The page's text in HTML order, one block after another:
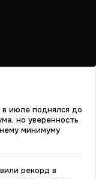
июле поднялся до
но уверенность
минимуму
рекорд в